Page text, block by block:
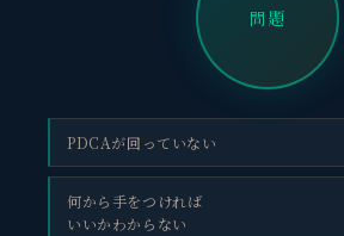
問題
PDCAが回っていない
何から手をつければ
いいかわからない